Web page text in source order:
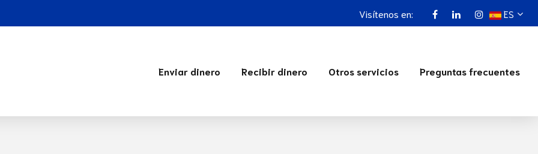
Visítenos en: ES
Enviar dinero Recibir dinero Otros servicios Preguntas frecuentes